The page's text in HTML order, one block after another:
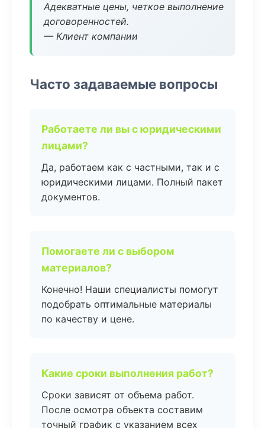
Адекватные цены, четкое выполнение
договоренностей.
— Клиент компании
Часто задаваемые вопросы
Работаете ли вы с юридическими
лицами?
Да, работаем как с частными, так и с
юридическими лицами. Полный пакет
документов.
Помогаете ли с выбором
материалов?
Конечно! Наши специалисты помогут
подобрать оптимальные материалы
по качеству и цене.
Какие сроки выполнения работ?
Сроки зависят от объема работ.
После осмотра объекта составим
точный график с указанием всех